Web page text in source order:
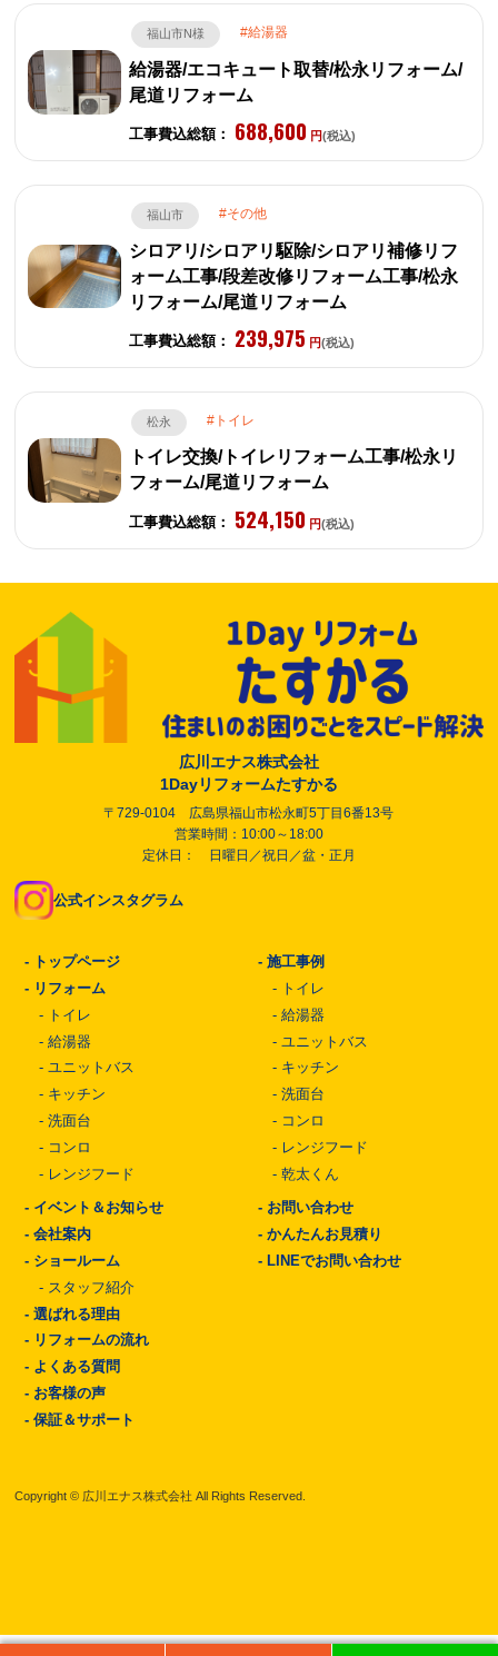
福山市N様 給湯器
給湯器/エコキュート取替/松永リフォーム/
尾道リフォーム
工事費込総額： 688,600 円(税込)
福山市 その他
シロアリ/シロアリ駆除/シロアリ補修リフ
ォーム工事/段差改修リフォーム工事/松永
リフォーム/尾道リフォーム
工事費込総額： 239,975 円(税込)
松永 トイレ
トイレ交換/トイレリフォーム工事/松永リ
フォーム/尾道リフォーム
工事費込総額： 524,150 円(税込)
広川エナス株式会社
1Dayリフォームたすかる
〒729-0104 広島県福山市松永町5丁目6番13号
営業時間：10:00～18:00
定休日： 日曜日／祝日／盆・正月
公式インスタグラム
- トップページ
- リフォーム
- トイレ
- 給湯器
- ユニットバス
- キッチン
- 洗面台
- コンロ
- レンジフード
-施工事例
- トイレ
-給湯器
- ユニットバス
- キッチン
-洗面台
- コンロ
- レンジフード
-乾太くん
- イベント＆お知らせ
- 会社案内
- ショールーム
- スタッフ紹介
- 選ばれる理由
- リフォームの流れ
- よくある質問
- お客様の声
- 保証＆サポート
- お問い合わせ
-かんたんお見積り
- LINEでお問い合わせ
Copyright © 広川エナス株式会社 All Rights Reserved.